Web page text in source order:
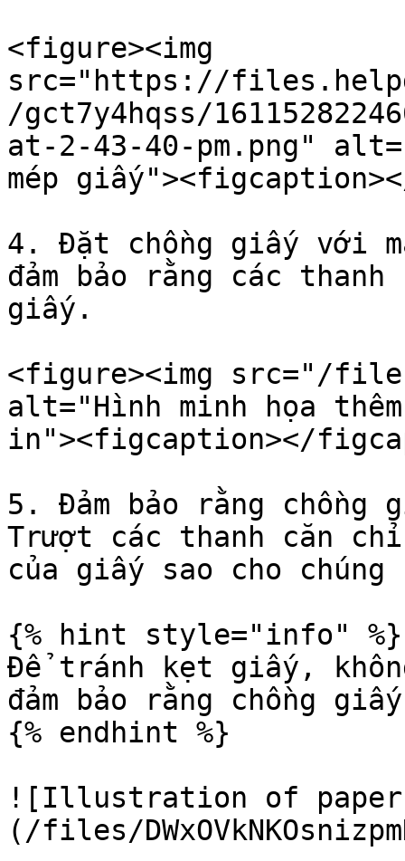
<figure><img
src="https://
/gct7y4hqss/
at-2-43-40-pm.png"
mép
4. Đặt chồng giấy với
đảm bảo rằng các
giấy.
<figure><img src="/
alt="Hình minh họa
in"><figcaption></
5. Đảm bảo rằng chồng
Trượt các thanh căn
của giấy sao cho
{% hint style="info" %}
Để tránh kẹt giấy,
đảm bảo rằng chồng
{% endhint %}
![Illustration of
(/files/